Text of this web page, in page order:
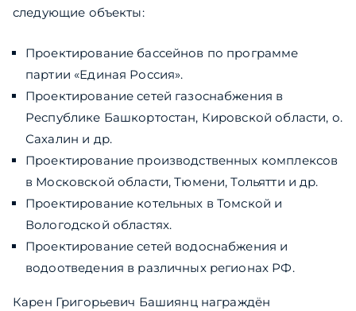
следующие объекты:
Проектирование бассейнов по программе
партии «Единая Россия».
Проектирование сетей газоснабжения в
Республике Башкортостан, Кировской области, о.
Сахалин и др.
Проектирование производственных комплексов
в Московской области, Тюмени, Тольятти и др.
Проектирование котельных в Томской и
Вологодской областях.
Проектирование сетей водоснабжения и
водоотведения в различных регионах РФ.
Карен Григорьевич Башиянц награждён